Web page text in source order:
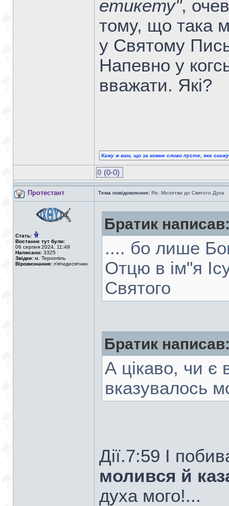
етикету",
тому, що така
у Святому
Напевно у
вважати. Які?
Кажу ж вам, що за кожне слово пусте, яке
0 (0-0)
Протестант Тема повідомлення: Re: Молитви до Святого Духа
Стать:
Востаннє тут були:
06 серпня 2024, 11:49
Написано: 3325
Звідки: м. Тернопіль
Віровизнання: п'ятидесятник
Братик
.... бо лише
Отцю в ім"я
Святого
Братик
А цікаво, чи є
вказувалось
Дiї.7:59 І
молився й
духа мого!...